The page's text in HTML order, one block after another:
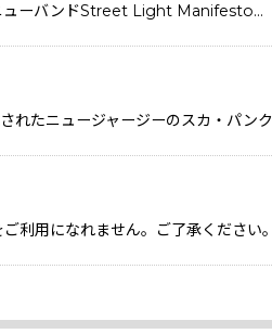
ューバンドStreet Light Manifesto…
たニュージャージーのスカ・パン
用になれません。ご了承ください。